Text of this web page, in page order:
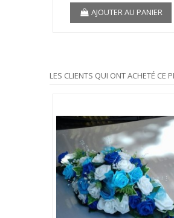
AJOUTER AU PANIER
LES CLIENTS QUI ONT ACHETÉ CE